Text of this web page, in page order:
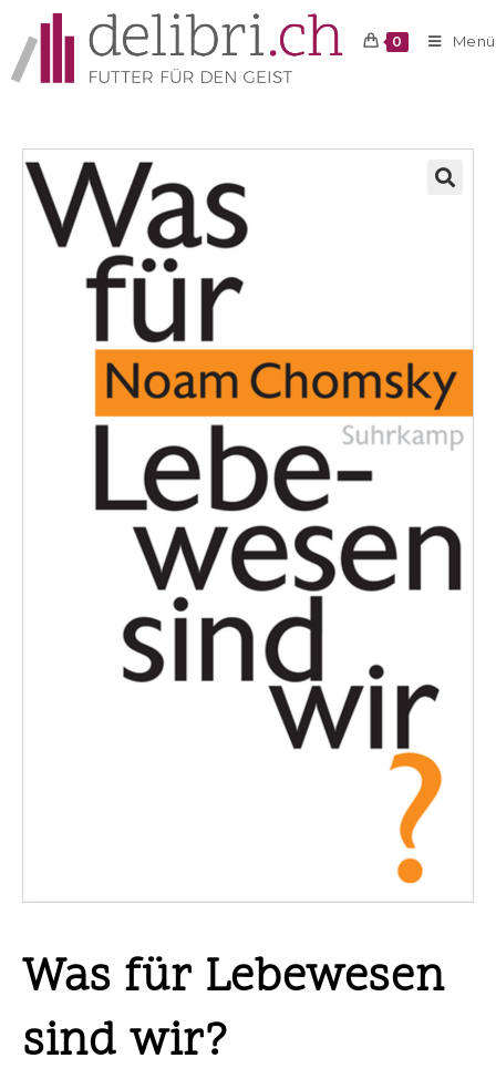
0 Menü
Was für Lebewesen
sind wir?